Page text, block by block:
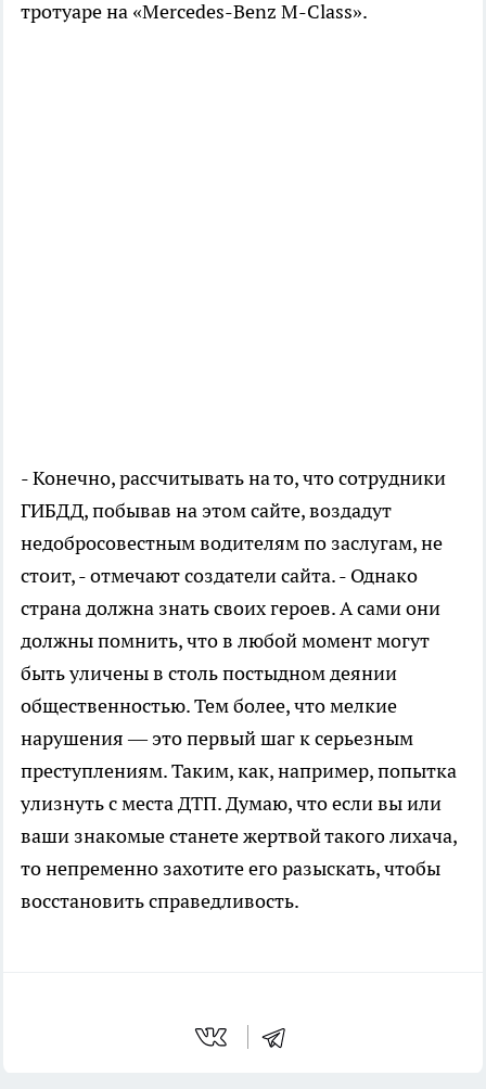
тротуаре на «Mercedes-Benz M-Class».
- Конечно, рассчитывать на то, что сотрудники
ГИБДД, побывав на этом сайте, воздадут
недобросовестным водителям по заслугам, не
стоит, - отмечают создатели сайта. - Однако
страна должна знать своих героев. А сами они
должны помнить, что в любой момент могут
быть уличены в столь постыдном деянии
общественностью. Тем более, что мелкие
нарушения — это первый шаг к серьезным
преступлениям. Таким, как, например, попытка
улизнуть с места ДТП. Думаю, что если вы или
ваши знакомые станете жертвой такого лихача,
то непременно захотите его разыскать, чтобы
восстановить справедливость.